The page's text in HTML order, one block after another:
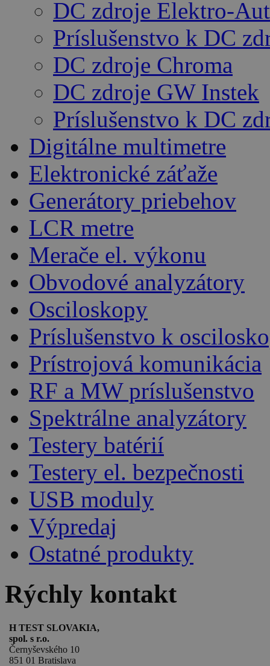
DC zdroje Elektro-
Príslušenstvo k DC
DC zdroje Chroma
DC zdroje GW Instek
Príslušenstvo k DC
Digitálne multimetre
Elektronické záťaže
Generátory priebehov
LCR metre
Merače el. výkonu
Obvodové analyzátory
Osciloskopy
Príslušenstvo k
Prístrojová komunikácia
RF a MW príslušenstvo
Spektrálne analyzátory
Testery batérií
Testery el. bezpečnosti
USB moduly
Výpredaj
Ostatné produkty
Rýchly kontakt
H TEST SLOVAKIA,
spol. s r.o.
Černyševského 10
851 01 Bratislava